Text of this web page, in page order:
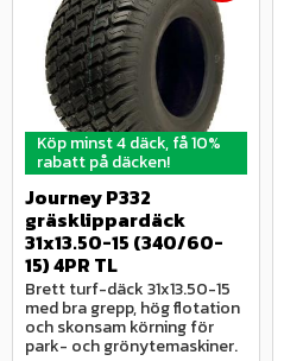
Köp minst 4 däck, få 10%
rabatt på däcken!
Journey P332
gräsklippardäck
31x13.50-15 (340/60-
15) 4PR TL
Brett turf-däck 31x13.50-15
med bra grepp, hög flotation
och skonsam körning för
park- och grönytemaskiner.